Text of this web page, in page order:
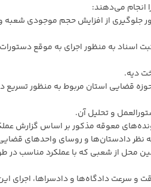
جلوگیری از افزایش حجم موجودی شعبه
اسناد به منظور اجرای به موقع دستورات
دیه.
قضایی استان مربوط به منظور تسریع
و تحلیل آن.
معوقه مذکور بر اساس گزارش
نظر دادستان‌ها و روسای واحد‌های
محل از شعبی که با عملکرد مناسب در
و سرعت دادگاه‌ها و دادسراها، اجرای